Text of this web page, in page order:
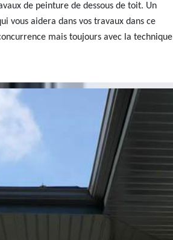
de peinture de dessous de toit. Un
vous aidera dans vos travaux dans ce
mais toujours avec la technique